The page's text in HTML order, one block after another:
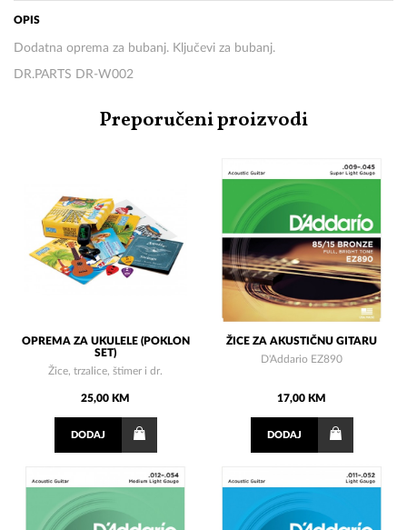
OPIS
Dodatna oprema za bubanj. Ključevi za bubanj.
DR.PARTS DR-W002
Preporučeni proizvodi
OPREMA ZA UKULELE (POKLON
SET)
Žice, trzalice, štimer i dr.
25,00 KM
DODAJ
ŽICE ZA AKUSTIČNU GITARU
D'Addario EZ890
17,00 KM
DODAJ